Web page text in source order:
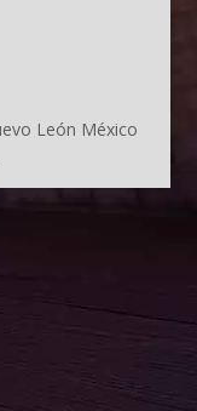
León México